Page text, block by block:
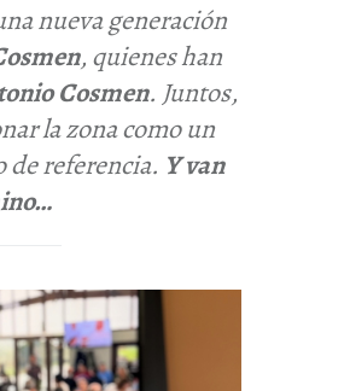
nueva generación
, quienes han
Cosmen. Juntos,
la zona como un
referencia. Y van